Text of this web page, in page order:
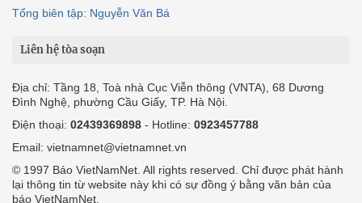
Tổng biên tập: Nguyễn Văn Bá
Liên hệ tòa soạn
Địa chỉ: Tầng 18, Toà nhà Cục Viễn thông (VNTA), 68 Dương
Đình Nghệ, phường Cầu Giấy, TP. Hà Nội.
Điện thoại: 02439369898 - Hotline: 0923457788
Email: vietnamnet@vietnamnet.vn
© 1997 Báo VietNamNet. All rights reserved. Chỉ được phát hành
lại thông tin từ website này khi có sự đồng ý bằng văn bản của
báo VietNamNet.